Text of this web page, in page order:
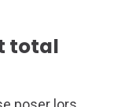
total